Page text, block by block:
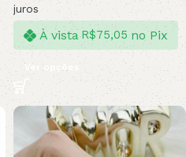
juros
À vista R$75,05 no Pix
Ver opções